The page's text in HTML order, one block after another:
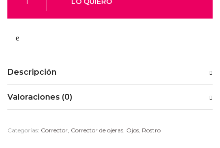
Descripción
Valoraciones (0)
Categorías: Corrector, Corrector de ojeras, Ojos, Rostro